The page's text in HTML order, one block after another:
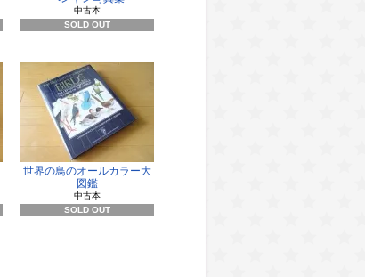
中古本
SOLD OUT
世界の鳥のオールカラー大
図鑑
中古本
SOLD OUT